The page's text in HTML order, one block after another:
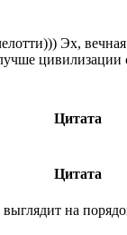
Эх, вечная
цивилизации
Цитата
Цитата
на